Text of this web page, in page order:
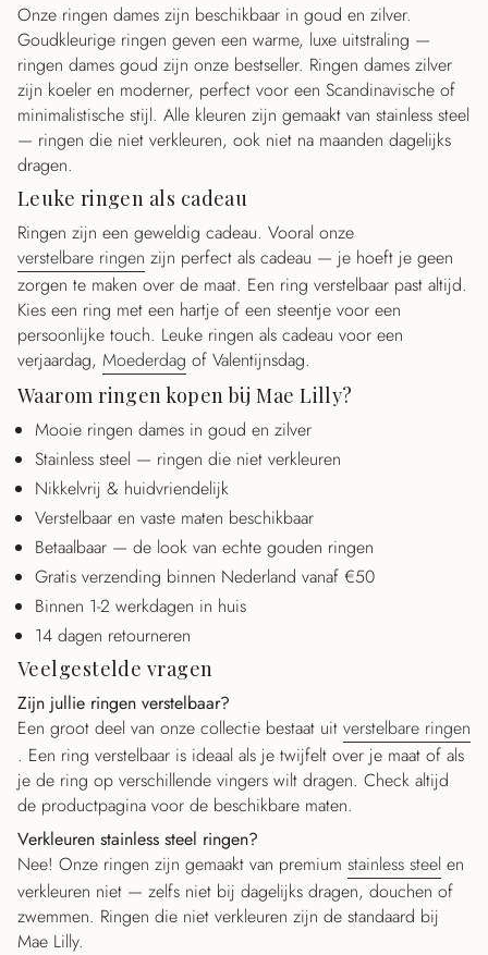
Onze ringen dames zijn beschikbaar in goud en zilver.
Goudkleurige ringen geven een warme, luxe uitstraling —
ringen dames goud zijn onze bestseller. Ringen dames zilver
zijn koeler en moderner, perfect voor een Scandinavische of
minimalistische stijl. Alle kleuren zijn gemaakt van stainless steel
— ringen die niet verkleuren, ook niet na maanden dagelijks
dragen.
Leuke ringen als cadeau
Ringen zijn een geweldig cadeau. Vooral onze
verstelbare ringen zijn perfect als cadeau — je hoeft je geen
zorgen te maken over de maat. Een ring verstelbaar past altijd.
Kies een ring met een hartje of een steentje voor een
persoonlijke touch. Leuke ringen als cadeau voor een
verjaardag, Moederdag of Valentijnsdag.
Waarom ringen kopen bij Mae Lilly?
Mooie ringen dames in goud en zilver
Stainless steel — ringen die niet verkleuren
Nikkelvrij & huidvriendelijk
Verstelbaar en vaste maten beschikbaar
Betaalbaar — de look van echte gouden ringen
Gratis verzending binnen Nederland vanaf €50
Binnen 1-2 werkdagen in huis
14 dagen retourneren
Veelgestelde vragen
Zijn jullie ringen verstelbaar?
Een groot deel van onze collectie bestaat uit verstelbare ringen
. Een ring verstelbaar is ideaal als je twijfelt over je maat of als
je de ring op verschillende vingers wilt dragen. Check altijd
de productpagina voor de beschikbare maten.
Verkleuren stainless steel ringen?
Nee! Onze ringen zijn gemaakt van premium stainless steel en
verkleuren niet — zelfs niet bij dagelijks dragen, douchen of
zwemmen. Ringen die niet verkleuren zijn de standaard bij
Mae Lilly.